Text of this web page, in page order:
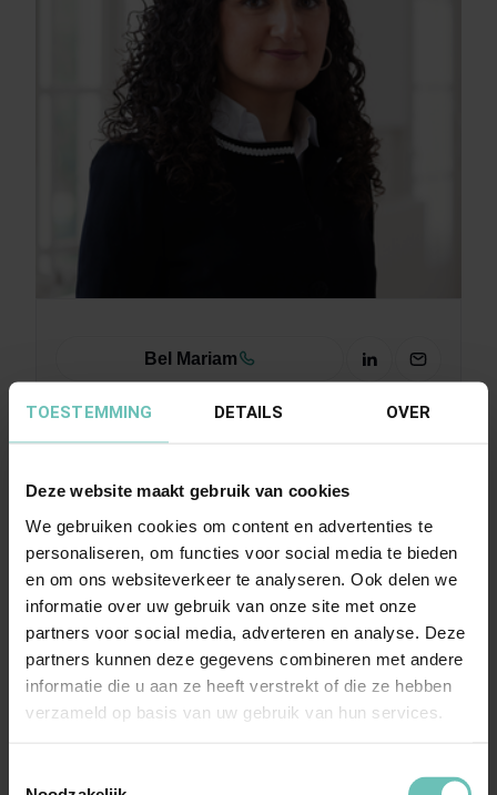
TOESTEMMING DETAILS OVER
Deze website maakt gebruik van cookies
We gebruiken cookies om content en advertenties te
personaliseren, om functies voor social media te bieden
en om ons websiteverkeer te analyseren. Ook delen we
informatie over uw gebruik van onze site met onze
partners voor social media, adverteren en analyse. Deze
partners kunnen deze gegevens combineren met andere
informatie die u aan ze heeft verstrekt of die ze hebben
verzameld op basis van uw gebruik van hun services.
Bel Mariam
Meer nieuws